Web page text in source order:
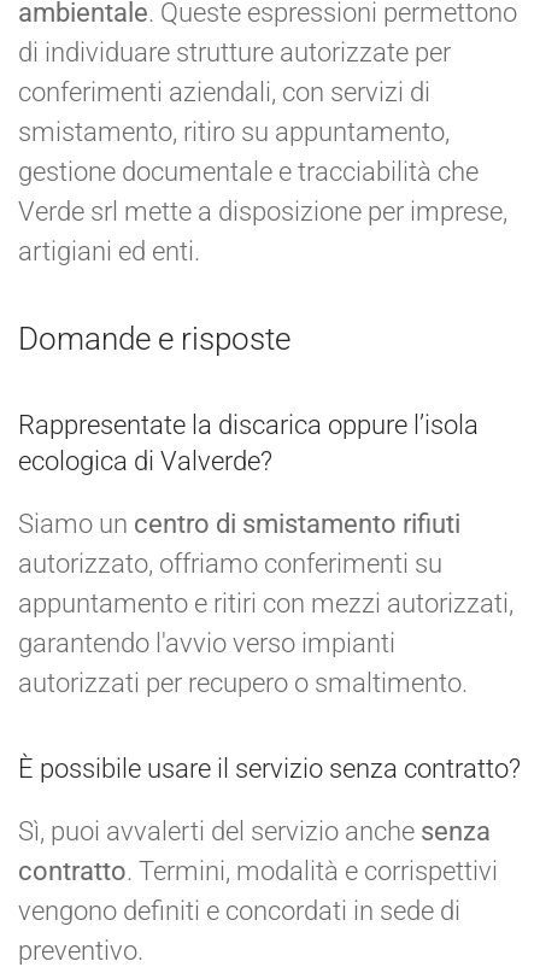
ambientale. Queste espressioni permettono
di individuare strutture autorizzate per
conferimenti aziendali, con servizi di
smistamento, ritiro su appuntamento,
gestione documentale e tracciabilità che
Verde srl mette a disposizione per imprese,
artigiani ed enti.
Domande e risposte
Rappresentate la discarica oppure l’isola
ecologica di Valverde?
Siamo un centro di smistamento rifiuti
autorizzato, offriamo conferimenti su
appuntamento e ritiri con mezzi autorizzati,
garantendo l'avvio verso impianti
autorizzati per recupero o smaltimento.
È possibile usare il servizio senza contratto?
Sì, puoi avvalerti del servizio anche senza
contratto. Termini, modalità e corrispettivi
vengono definiti e concordati in sede di
preventivo.